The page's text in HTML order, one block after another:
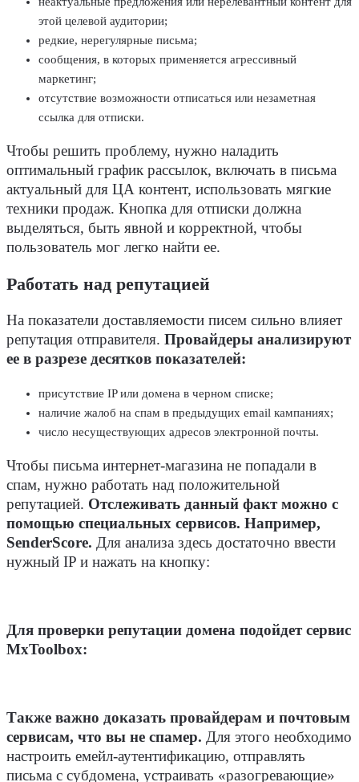
этой целевой аудитории;
редкие, нерегулярные письма;
сообщения, в которых применяется агрессивный
маркетинг;
отсутствие возможности отписаться или незаметная
ссылка для отписки.
Чтобы решить проблему, нужно наладить
оптимальный график рассылок, включать в письма
актуальный для ЦА контент, использовать мягкие
техники продаж. Кнопка для отписки должна
выделяться, быть явной и корректной, чтобы
пользователь мог легко найти ее.
Работать над репутацией
На показатели доставляемости писем сильно влияет
репутация отправителя. Провайдеры анализируют
ее в разрезе десятков показателей:
присутствие IP или домена в черном списке;
наличие жалоб на спам в предыдущих email кампаниях;
число несуществующих адресов электронной почты.
Чтобы письма интернет-магазина не попадали в
спам, нужно работать над положительной
репутацией. Отслеживать данный факт можно с
помощью специальных сервисов. Например,
SenderScore. Для анализа здесь достаточно ввести
нужный IP и нажать на кнопку:
Для проверки репутации домена подойдет сервис
MxToolbox:
Также важно доказать провайдерам и почтовым
сервисам, что вы не спамер. Для этого необходимо
настроить емейл-аутентификацию, отправлять
письма с субдомена, устраивать «разогревающие»